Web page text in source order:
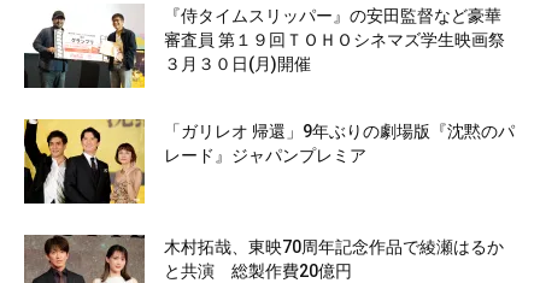
『侍タイムスリッパー』の安田監督など豪華
審査員 第１９回ＴＯＨＯシネマズ学生映画祭
３月３０日(月)開催
「ガリレオ 帰還」9年ぶりの劇場版『沈黙のパ
レード』ジャパンプレミア
木村拓哉、東映70周年記念作品で綾瀬はるか
と共演 総製作費20億円